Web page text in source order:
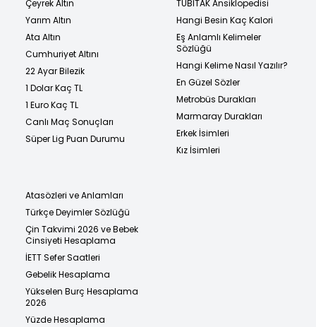
Çeyrek Altın
Yarım Altın
Ata Altın
Cumhuriyet Altını
22 Ayar Bilezik
1 Dolar Kaç TL
1 Euro Kaç TL
Canlı Maç Sonuçları
Süper Lig Puan Durumu
TÜBİTAK Ansiklopedisi
Hangi Besin Kaç Kalori
Eş Anlamlı Kelimeler
Sözlüğü
Hangi Kelime Nasıl Yazılır?
En Güzel Sözler
Metrobüs Durakları
Marmaray Durakları
Erkek İsimleri
Kız İsimleri
Atasözleri ve Anlamları
Türkçe Deyimler Sözlüğü
Çin Takvimi 2026 ve Bebek
Cinsiyeti Hesaplama
İETT Sefer Saatleri
Gebelik Hesaplama
Yükselen Burç Hesaplama
2026
Yüzde Hesaplama